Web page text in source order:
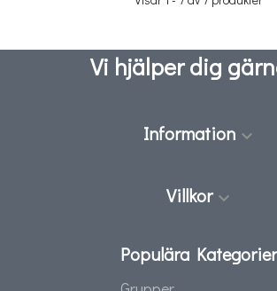
Vi hjälper dig
Information 
Villkor 
Populära Kategorier